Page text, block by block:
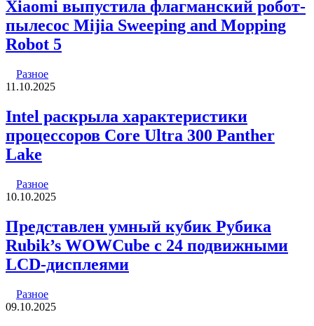
Xiaomi выпустила флагманский робот-
пылесос Mijia Sweeping and Mopping
Robot 5
Разное
11.10.2025
Intel раскрыла характеристики
процессоров Core Ultra 300 Panther
Lake
Разное
10.10.2025
Представлен умный кубик Рубика
Rubik’s WOWCube с 24 подвижными
LCD-дисплеями
Разное
09.10.2025